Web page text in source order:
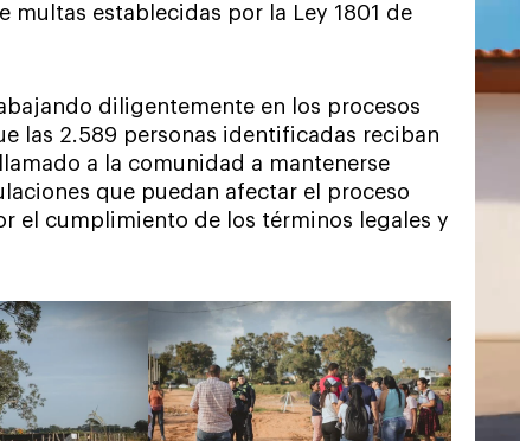
establecidas por la Ley 1801 de
diligentemente en los procesos
las 2.589 personas identificadas reciban
a la comunidad a mantenerse
que puedan afectar el proceso
el cumplimiento de los términos legales y